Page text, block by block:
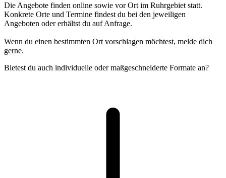
Die Angebote finden online sowie vor Ort im Ruhrgebiet statt.
Konkrete Orte und Termine findest du bei den jeweiligen
Angeboten oder erhältst du auf Anfrage.
Wenn du einen bestimmten Ort vorschlagen möchtest, melde dich
gerne.
Bietest du auch individuelle oder maßgeschneiderte Formate an?